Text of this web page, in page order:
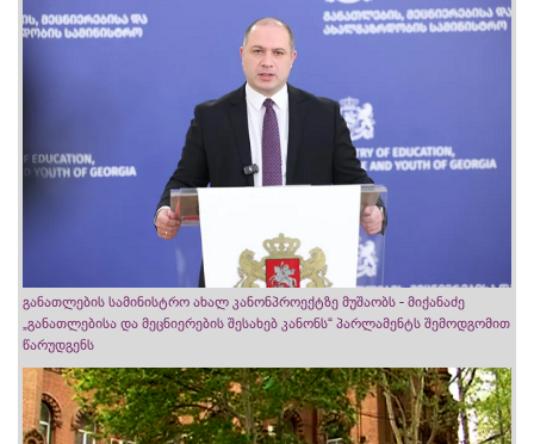
განათლების სამინისტრო ახალ კანონპროექტზე მუშაობს - მიქანაძე
„განათლებისა და მეცნიერების შესახებ კანონს“ პარლამენტს შემოდგომით
წარუდგენს